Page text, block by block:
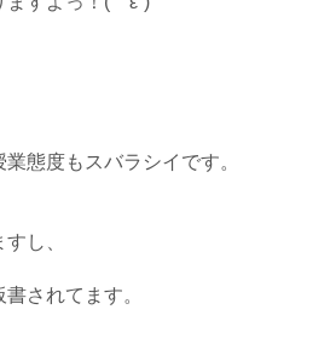
態度もスバラシイです。
し、
されてます。